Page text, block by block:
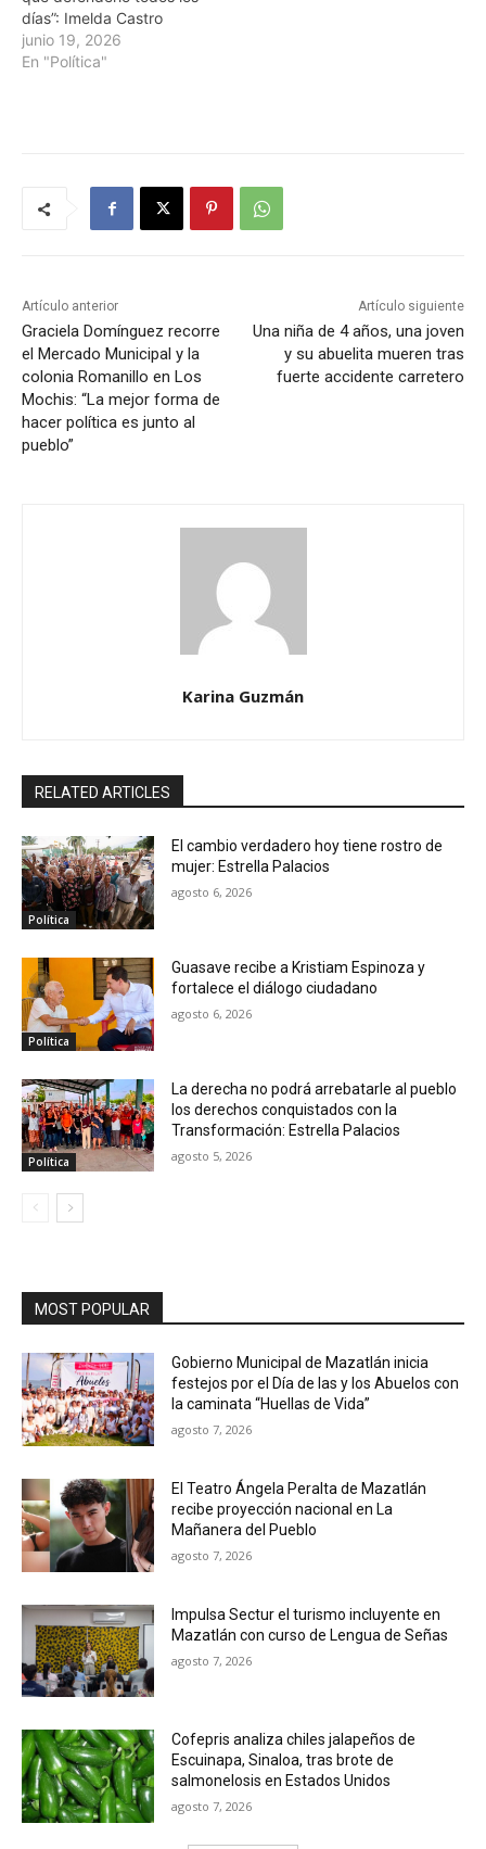
días”: Imelda Castro
junio 19, 2026
En "Política"
Artículo anterior
Graciela Domínguez recorre
el Mercado Municipal y la
colonia Romanillo en Los
Mochis: “La mejor forma de
hacer política es junto al
pueblo”
Artículo siguiente
Una niña de 4 años, una joven
y su abuelita mueren tras
fuerte accidente carretero
Karina Guzmán
RELATED ARTICLES
Política
El cambio verdadero hoy tiene rostro de
mujer: Estrella Palacios
agosto 6, 2026
Política
Guasave recibe a Kristiam Espinoza y
fortalece el diálogo ciudadano
agosto 6, 2026
Política
La derecha no podrá arrebatarle al pueblo
los derechos conquistados con la
Transformación: Estrella Palacios
agosto 5, 2026
MOST POPULAR
Gobierno Municipal de Mazatlán inicia
festejos por el Día de las y los Abuelos con
la caminata “Huellas de Vida”
agosto 7, 2026
El Teatro Ángela Peralta de Mazatlán
recibe proyección nacional en La
Mañanera del Pueblo
agosto 7, 2026
Impulsa Sectur el turismo incluyente en
Mazatlán con curso de Lengua de Señas
agosto 7, 2026
Cofepris analiza chiles jalapeños de
Escuinapa, Sinaloa, tras brote de
salmonelosis en Estados Unidos
agosto 7, 2026